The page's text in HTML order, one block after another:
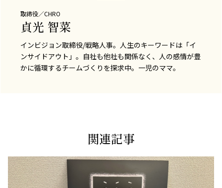
取締役／CHRO
貞光 智菜
インビジョン取締役/戦略人事。人生のキーワードは「イ
ンサイドアウト」。自社も他社も関係なく、人の感情が豊
かに循環するチームづくりを探求中。一児のママ。
関連記事